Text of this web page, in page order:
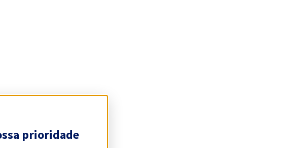
prioridade